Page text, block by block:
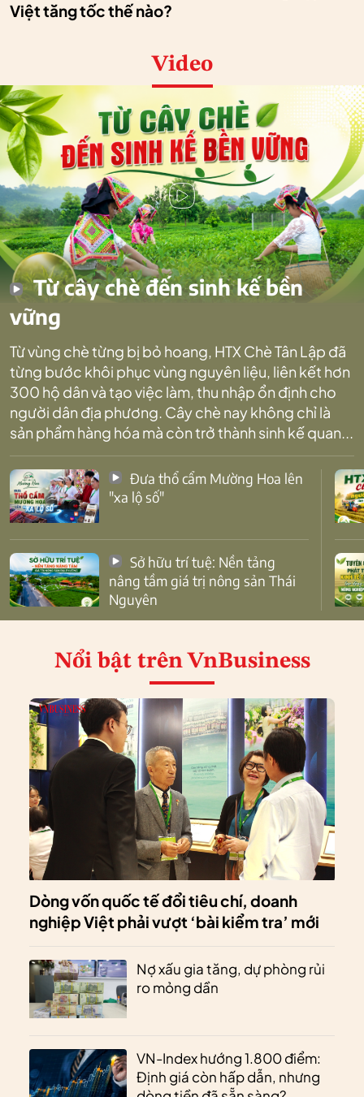
Việt tăng tốc thế nào?
Video
Từ cây chè đến sinh kế bền
vững
Từ vùng chè từng bị bỏ hoang, HTX Chè Tân Lập đã
từng bước khôi phục vùng nguyên liệu, liên kết hơn
300 hộ dân và tạo việc làm, thu nhập ổn định cho
người dân địa phương. Cây chè nay không chỉ là
sản phẩm hàng hóa mà còn trở thành sinh kế quan...
"xa lộ số"
nâng tầm giá trị nông sản Thái
Nguyên
Nổi bật trên VnBusiness
Dòng vốn quốc tế đổi tiêu chí, doanh
nghiệp Việt phải vượt ‘bài kiểm tra’ mới
Nợ xấu gia tăng, dự phòng rủi
ro mỏng dần
VN-Index hướng 1.800 điểm:
Định giá còn hấp dẫn, nhưng